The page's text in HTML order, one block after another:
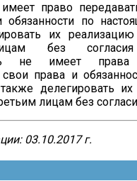
право
обязанности по
их
без согласия
не имеет
свои права и
делегировать
лицам без
03.10.2017 г.